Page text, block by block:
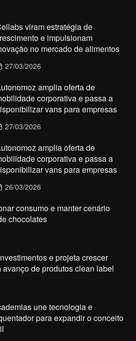
viram estratégia de
e impulsionam
no mercado de alimentos
27/03/2026
amplia oferta de
corporativa e passa a
vans para empresas
27/03/2026
amplia oferta de
corporativa e passa a
vans para empresas
26/03/2026
consumo e manter cenário
chocolates
e projeta crescer
de produtos clean label
une tecnologia e
para expandir o conceito